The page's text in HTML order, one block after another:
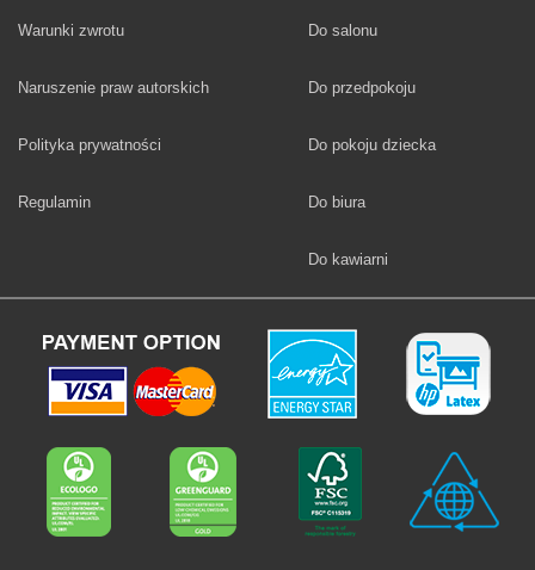
Warunki zwrotu
Naruszenie praw autorskich
Polityka prywatności
Regulamin
Fototapety
Do salonu
Fototapety
Do przedpokoju
Fototapety
Do pokoju dziecka
Fototapety
Do biura
Fototapety
Do kawiarni